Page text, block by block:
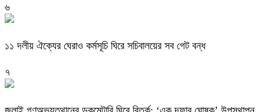
৬
‎১১ দলীয় ঐক্যের ঘেরাও কর্মসূচি ঘিরে সচিবালয়ের সব গেট বন্ধ
৭